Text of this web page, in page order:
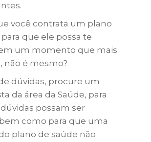
você contrata um plano
que ele possa te
um momento que mais
não é mesmo?
dúvidas, procure um
da área da Saúde, para
possam ser
como para que uma
plano de saúde não